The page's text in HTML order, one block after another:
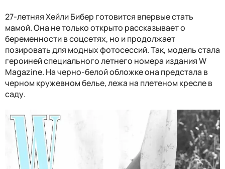
27-летняя Хейли Бибер готовится впервые стать
мамой. Она не только открыто рассказывает о
беременности в соцсетях, но и продолжает
позировать для модных фотосессий. Так, модель стала
героиней специального летнего номера издания W
Magazine. На черно-белой обложке она предстала в
черном кружевном белье, лежа на плетеном кресле в
саду.